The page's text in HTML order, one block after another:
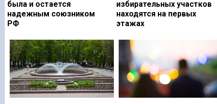
была и остается
надежным союзником
РФ
избирательных участков
находятся на первых
этажах